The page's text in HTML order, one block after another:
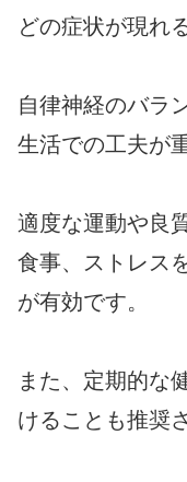
どの症状が現れ
自律神経のバラ
生活での工夫が
適度な運動や良
食事、ストレス
が有効です。
また、定期的な
けることも推奨